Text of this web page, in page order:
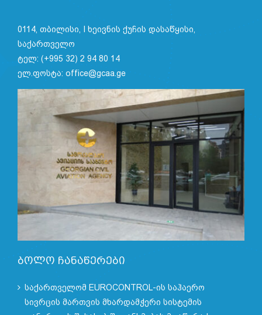
0114, თბილისი, I ხეივნის ქუჩის დასაწყისი,
საქართველო
ტელ: (+995 32) 2 94 80 14
ელ.ფოსტა: office@gcaa.ge
ბოლო ჩანაწერები
საქართველომ EUROCONTROL-ის საჰაერო
სივრცის მართვის მხარდამჭერი სისტემის